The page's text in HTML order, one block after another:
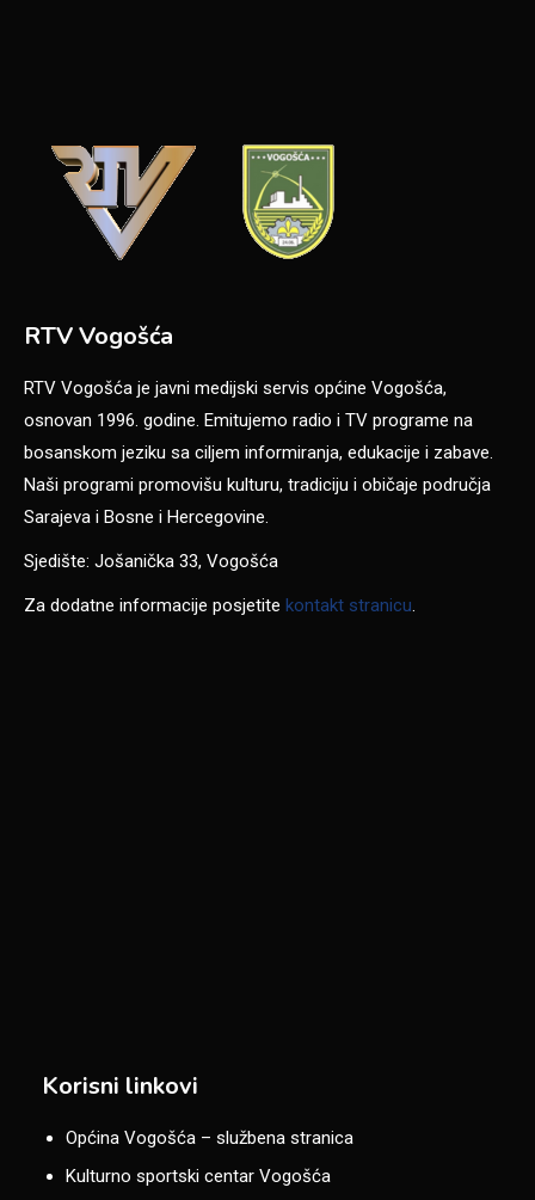
RTV Vogošća
RTV Vogošća je javni medijski servis općine Vogošća,
osnovan 1996. godine. Emitujemo radio i TV programe na
bosanskom jeziku sa ciljem informiranja, edukacije i zabave.
Naši programi promovišu kulturu, tradiciju i običaje područja
Sarajeva i Bosne i Hercegovine.
Sjedište: Jošanička 33, Vogošća
Za dodatne informacije posjetite kontakt stranicu.
Korisni linkovi
Općina Vogošća – službena stranica
Kulturno sportski centar Vogošća